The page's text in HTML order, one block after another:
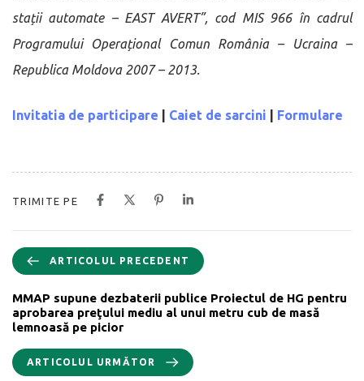
stații automate – EAST AVERT”, cod MIS 966 în cadrul
Programului Operațional Comun România – Ucraina –
Republica Moldova 2007 – 2013.
Invitatia de participare Caiet de sarcini Formulare
TRIMITE PE
ARTICOLUL PRECEDENT
MMAP supune dezbaterii publice Proiectul de HG pentru
aprobarea preţului mediu al unui metru cub de masă
lemnoasă pe picior
ARTICOLUL URMĂTOR